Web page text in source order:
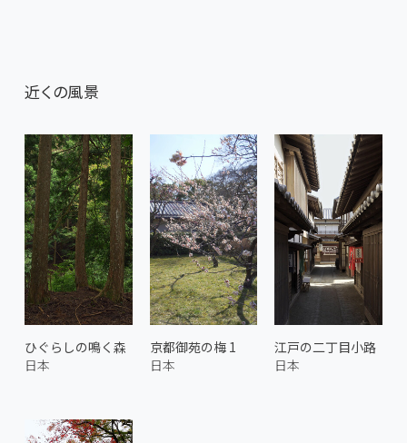
近くの風景
ひぐらしの鳴く森
日本
京都御苑の梅 1
日本
江戸の二丁目小路
日本